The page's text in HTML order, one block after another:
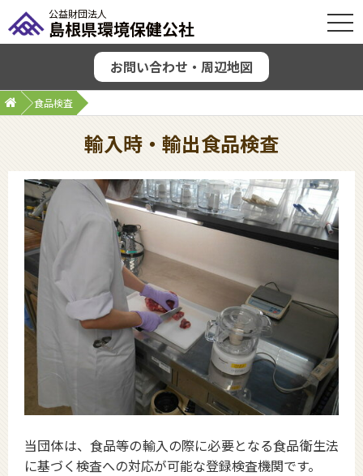
公益財団法人
島根県環境保健公社
お問い合わせ・周辺地図
食品検査
輸入時・輸出食品検査
当団体は、食品等の輸入の際に必要となる食品衛生法
に基づく検査への対応が可能な登録検査機関です。